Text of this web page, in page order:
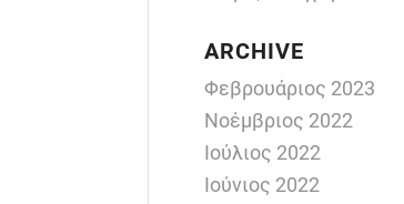
ARCHIVE
Φεβρουάριος 2023
Νοέμβριος 2022
Ιούλιος 2022
Ιούνιος 2022